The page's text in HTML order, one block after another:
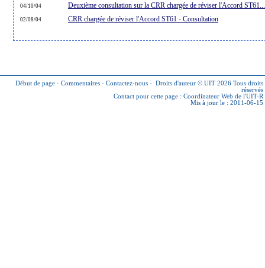
04/10/04 Deuxième consultation sur la CRR chargée de réviser l'Accord ST61...
02/08/04 CRR chargée de réviser l'Accord ST61 - Consultation
Début de page - Commentaires - Contactez-nous - Droits d'auteur © UIT 2026 Tous droits
réservés
Contact pour cette page : Coordinateur Web de l'UIT-R
Mis à jour le : 2011-06-15